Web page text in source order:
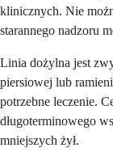
klinicznych. Nie
starannego nadzoru
Linia dożylna jest
piersiowej lub
potrzebne leczenie.
długoterminowego
mniejszych żył.